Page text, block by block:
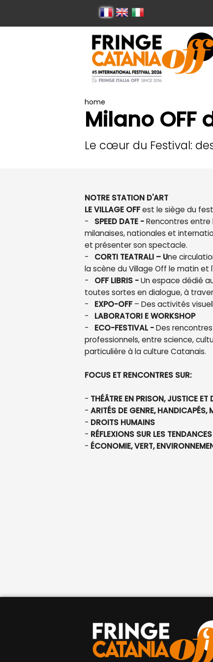
home
Milano OFF
Le cœur du Festival:
NOTRE STATION D'ART
LE VILLAGE OFFest le siège du
- SPEED DATE -Rencontres
milanaises, nationales et
et présenter son spectacle.
- CORTI TEATRALI – Une
la scène du Village Off le matin et
- OFF LIBRIS -Un espace dédié
toutes sortes en dialogue, à
- EXPO-OFF– Des activités
- LABORATORI E WORKSHOP
- ECO-FESTIVAL -Des
professionnels, entre science,
particulière à la culture Catanais.
FOCUS ET RENCONTRES SUR:
- THÉÂTRE EN PRISON, JUSTICE
- ARITÉS DE GENRE, HANDICAPÉS,
- DROITS HUMAINS
- RÉFLEXIONS SUR LES
- ÉCONOMIE, VERT,